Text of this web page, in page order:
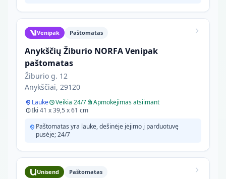
Venipak Paštomatas
Anykščių Žiburio NORFA Venipak
paštomatas
Žiburio g. 12
Anykščiai, 29120
Lauke Veikia 24/7
Apmokėjimas atsiimant
Iki 41 x 39,5 x 61 cm
Paštomatas yra lauke, dešinėje įėjimo į parduotuvę
pusėje; 24/7
Unisend Paštomatas